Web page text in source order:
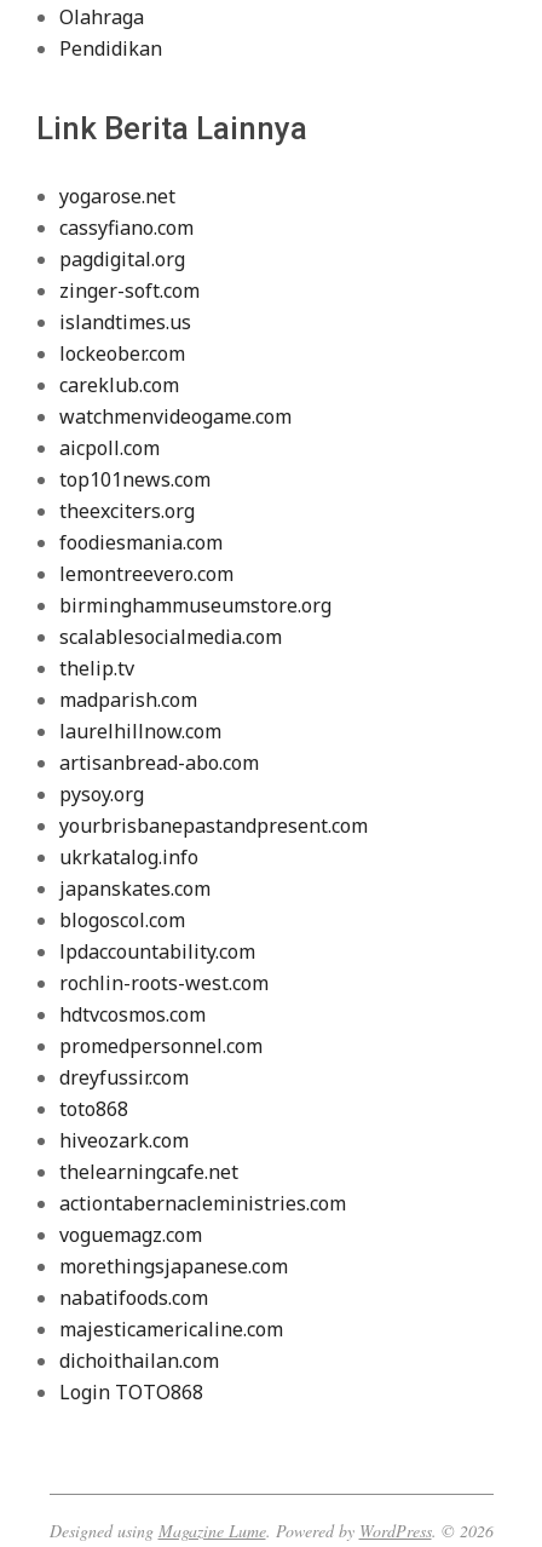
Olahraga
Pendidikan
Link Berita Lainnya
yogarose.net
cassyfiano.com
pagdigital.org
zinger-soft.com
islandtimes.us
lockeober.com
careklub.com
watchmenvideogame.com
aicpoll.com
top101news.com
theexciters.org
foodiesmania.com
lemontreevero.com
birminghammuseumstore.org
scalablesocialmedia.com
thelip.tv
madparish.com
laurelhillnow.com
artisanbread-abo.com
pysoy.org
yourbrisbanepastandpresent.com
ukrkatalog.info
japanskates.com
blogoscol.com
lpdaccountability.com
rochlin-roots-west.com
hdtvcosmos.com
promedpersonnel.com
dreyfussir.com
toto868
hiveozark.com
thelearningcafe.net
actiontabernacleministries.com
voguemagz.com
morethingsjapanese.com
nabatifoods.com
majesticamericaline.com
dichoithailan.com
Login TOTO868
Designed using Magazine Lume. Powered by WordPress. © 2026